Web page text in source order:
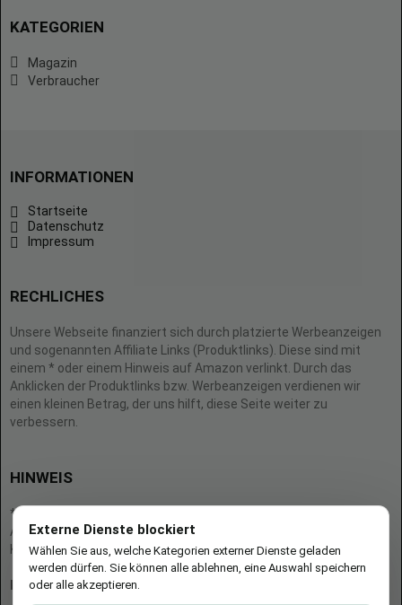
KATEGORIEN
Magazin
Verbraucher
INFORMATIONEN
Startseite
Datenschutz
Impressum
RECHLICHES
Unsere Webseite finanziert sich durch platzierte Werbeanzeigen
und sogenannten Affiliate Links (Produktlinks). Diese sind mit
einem * oder einem Hinweis auf Amazon verlinkt. Durch das
Anklicken der Produktlinks bzw. Werbeanzeigen verdienen wir
einen kleinen Betrag, der uns hilft, diese Seite weiter zu
verbessern.
HINWEIS
* = Afilliate-Link (=Werbung)
Als Amazon-Partner verdient der Seitenbetreiber an qualifizierten
Käufen.
Hinweis zu Preisen und Verfügbarkeiten
Externe Dienste blockiert
Wählen Sie aus, welche Kategorien externer Dienste geladen
werden dürfen. Sie können alle ablehnen, eine Auswahl speichern
oder alle akzeptieren.